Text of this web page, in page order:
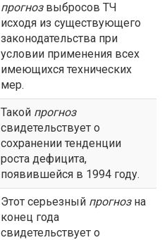
прогнозвыбросов ТЧ
исходя из существующего
законодательства при
условии применения всех
имеющихся технических
мер.
Такой прогноз
свидетельствует о
сохранении тенденции
роста дефицита,
появившейся в 1994 году.
Этот серьезный прогнозна
конец года
свидетельствует о